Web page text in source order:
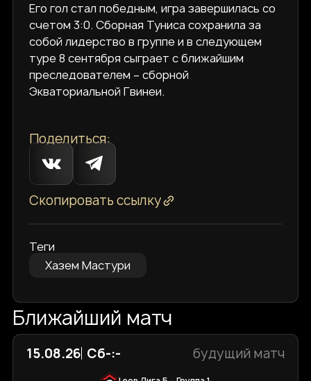
Его гол стал победным, игра завершилась со
счетом 3:0. Сборная Туниса сохранила за
собой лидерство в группе и в следующем
туре 8 сентября сыграет с ближайшим
преследователем – сборной
Экваториальной Гвинеи.
Поделиться:
Скопировать ссылку
Теги
Хазем Мастури
Ближайший матч
15.08.26 Сб-:- будущий матч